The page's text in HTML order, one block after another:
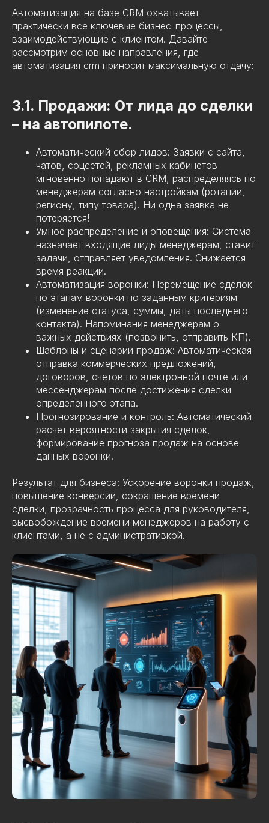
Автоматизация на базе CRM охватывает
практически все ключевые бизнес-процессы,
взаимодействующие с клиентом. Давайте
рассмотрим основные направления, где
автоматизация crm приносит максимальную отдачу:
3.1. Продажи: От лида до сделки
– на автопилоте.
Автоматический сбор лидов: Заявки с сайта,
чатов, соцсетей, рекламных кабинетов
мгновенно попадают в CRM, распределяясь по
менеджерам согласно настройкам (ротации,
региону, типу товара). Ни одна заявка не
потеряется!
Умное распределение и оповещения: Система
назначает входящие лиды менеджерам, ставит
задачи, отправляет уведомления. Снижается
время реакции.
Автоматизация воронки: Перемещение сделок
по этапам воронки по заданным критериям
(изменение статуса, суммы, даты последнего
контакта). Напоминания менеджерам о
важных действиях (позвонить, отправить КП).
Шаблоны и сценарии продаж: Автоматическая
отправка коммерческих предложений,
договоров, счетов по электронной почте или
мессенджерам после достижения сделки
определенного этапа.
Прогнозирование и контроль: Автоматический
расчет вероятности закрытия сделок,
формирование прогноза продаж на основе
данных воронки.
Результат для бизнеса: Ускорение воронки продаж,
повышение конверсии, сокращение времени
сделки, прозрачность процесса для руководителя,
высвобождение времени менеджеров на работу с
клиентами, а не с административкой.